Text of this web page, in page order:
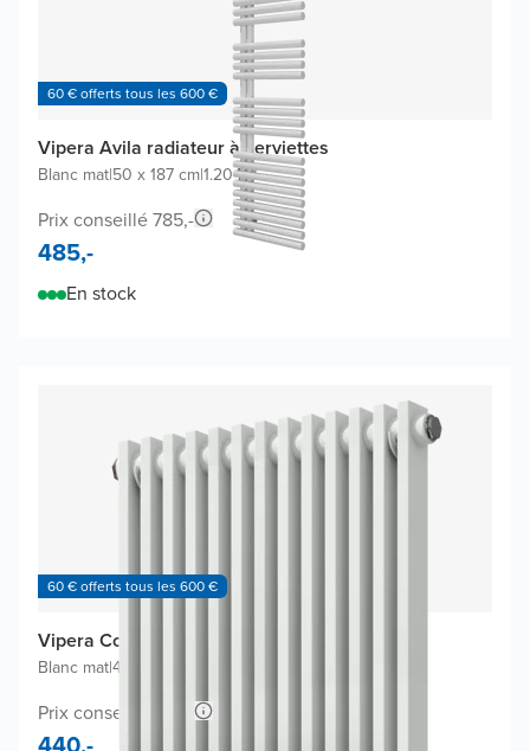
60 € offerts tous les 600 €
Vipera Avila radiateur à serviettes
Blanc mat|50 x 187 cm|1.204W
Prix conseillé 785,-
485,-
En stock
60 € offerts tous les 600 €
Vipera Corrason radiateur design
Blanc mat|40 x 180 cm
Prix conseillé 735,-